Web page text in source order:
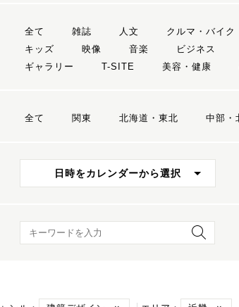
全て 雑誌 人文 クルマ・バイク
キッズ
映像 音楽 ビジネス
ギャラリー
T-SITE 美容・健康
全て 関東 北海道・東北 中部・
日時をカレンダーから選択
キーワード検索